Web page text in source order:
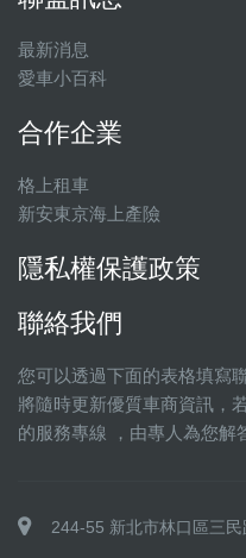
最新消息
愛車小百科
合作企業
格上租車
新安東京海上產險
隱私權保護政策
聯絡我們
您可以透過下面的表格填寫
將隨時更新優質車商資訊，
的服務專線 ，由專人為您解
244-55 新北市林口區三